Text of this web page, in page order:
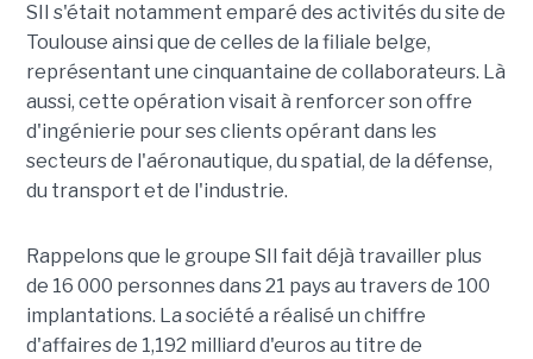
SII s'était notamment emparé des activités du site de
Toulouse ainsi que de celles de la filiale belge,
représentant une cinquantaine de collaborateurs. Là
aussi, cette opération visait à renforcer son offre
d'ingénierie pour ses clients opérant dans les
secteurs de l'aéronautique, du spatial, de la défense,
du transport et de l'industrie.
Rappelons que le groupe SII fait déjà travailler plus
de 16 000 personnes dans 21 pays au travers de 100
implantations. La société a réalisé un chiffre
d'affaires de 1,192 milliard d'euros au titre de